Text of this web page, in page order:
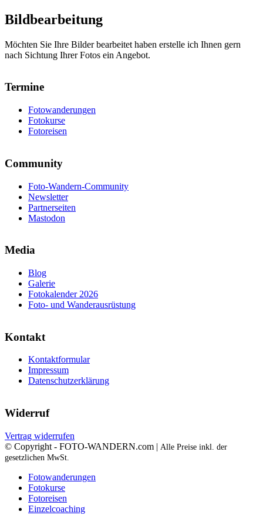
Bildbearbeitung
Möchten Sie Ihre Bilder bearbeitet haben erstelle ich Ihnen gern
nach Sichtung Ihrer Fotos ein Angebot.
Termine
Fotowanderungen
Fotokurse
Fotoreisen
Community
Foto-Wandern-Community
Newsletter
Partnerseiten
Mastodon
Media
Blog
Galerie
Fotokalender 2026
Foto- und Wanderausrüstung
Kontakt
Kontaktformular
Impressum
Datenschutzerklärung
Widerruf
Vertrag widerrufen
© Copyright - FOTO-WANDERN.com | Alle Preise inkl. der
gesetzlichen MwSt.
Fotowanderungen
Fotokurse
Fotoreisen
Einzelcoaching